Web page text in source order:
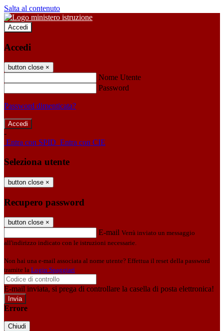
Salta al contenuto
Accedi
Accedi
button close ×
Nome Utente
Password
Password dimenticata?
-
Entra con SPID Entra con CIE
Seleziona utente
button close ×
Recupero password
button close ×
E-mail Verrà inviato un messaggio
all'indirizzo indicato con le istruzioni necessarie.
Non hai una e-mail associata al nome utente? Effettua il reset della password
tramite la Login Spaggiari
E-mail inviata, si prega di controllare la casella di posta elettronica!
Errore
Chiudi